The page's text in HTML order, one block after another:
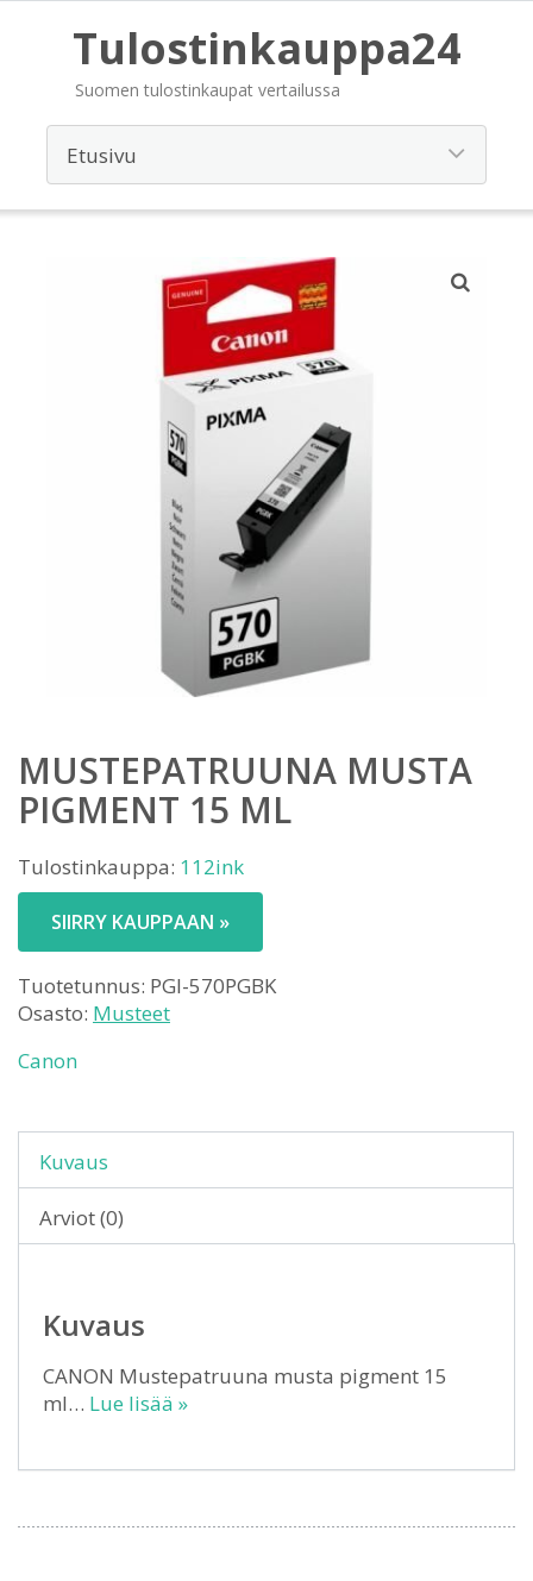
Tulostinkauppa24
Suomen tulostinkaupat vertailussa
MUSTEPATRUUNA MUSTA
PIGMENT 15 ML
Tulostinkauppa: 112ink
SIIRRY KAUPPAAN »
Tuotetunnus: PGI-570PGBK
Osasto: Musteet
Canon
Kuvaus
Arviot (0)
Kuvaus
CANON Mustepatruuna musta pigment 15
ml… Lue lisää »